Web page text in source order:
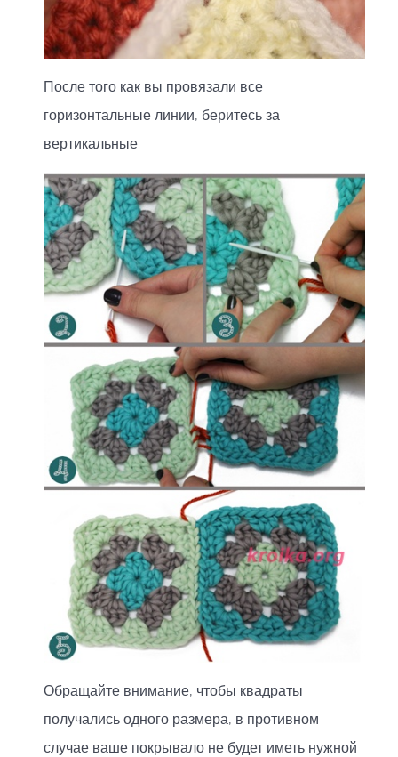
После того как вы провязали все
горизонтальные линии, беритесь за
вертикальные.
Обращайте внимание, чтобы квадраты
получались одного размера, в противном
случае ваше покрывало не будет иметь нужной